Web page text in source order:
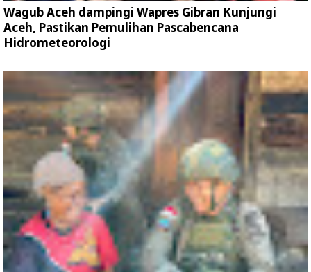
Wagub Aceh dampingi Wapres Gibran Kunjungi
Aceh, Pastikan Pemulihan Pascabencana
Hidrometeorologi